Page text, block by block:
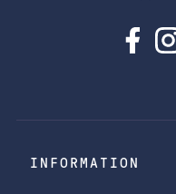
INFORMATION